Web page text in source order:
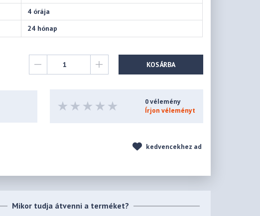
4 órája
24 hónap
KOSÁRBA
0 vélemény
Írjon véleményt
kedvencekhez ad
Mikor tudja átvenni a terméket?